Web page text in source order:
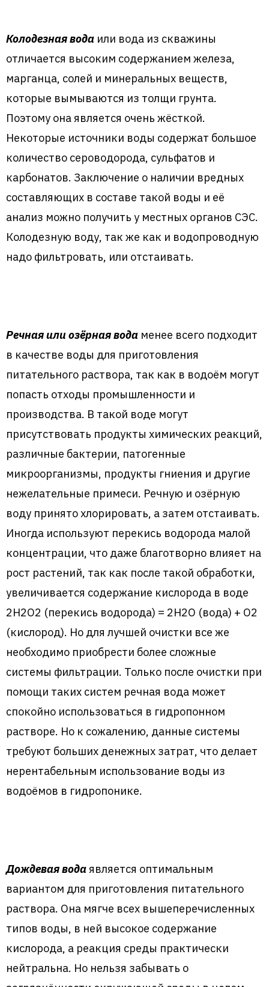
Колодезная вода или вода из скважины
отличается высоким содержанием железа,
марганца, солей и минеральных веществ,
которые вымываются из толщи грунта.
Поэтому она является очень жёсткой.
Некоторые источники воды содержат большое
количество сероводорода, сульфатов и
карбонатов. Заключение о наличии вредных
составляющих в составе такой воды и её
анализ можно получить у местных органов СЭС.
Колодезную воду, так же как и водопроводную
надо фильтровать, или отстаивать.
Речная или озёрная вода менее всего подходит
в качестве воды для приготовления
питательного раствора, так как в водоём могут
попасть отходы промышленности и
производства. В такой воде могут
присутствовать продукты химических реакций,
различные бактерии, патогенные
микроорганизмы, продукты гниения и другие
нежелательные примеси. Речную и озёрную
воду принято хлорировать, а затем отстаивать.
Иногда используют перекись водорода малой
концентрации, что даже благотворно влияет на
рост растений, так как после такой обработки,
увеличивается содержание кислорода в воде
2H2O2 (перекись водорода) = 2H2O (вода) + O2
(кислород). Но для лучшей очистки все же
необходимо приобрести более сложные
системы фильтрации. Только после очистки при
помощи таких систем речная вода может
спокойно использоваться в гидропонном
растворе. Но к сожалению, данные системы
требуют больших денежных затрат, что делает
нерентабельным использование воды из
водоёмов в гидропонике.
Дождевая водаявляется оптимальным
вариантом для приготовления питательного
раствора. Она мягче всех вышеперечисленных
типов воды, в ней высокое содержание
кислорода, а реакция среды практически
нейтральна. Но нельзя забывать о